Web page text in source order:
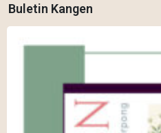
Buletin Kangen